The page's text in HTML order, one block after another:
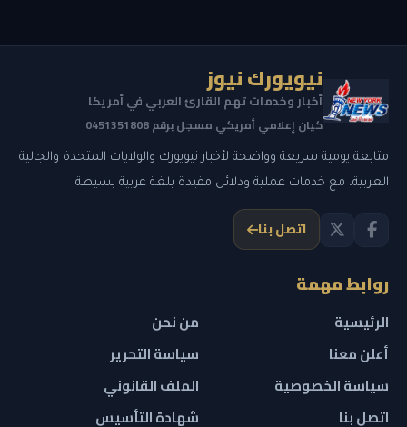
نيويورك نيوز
أخبار وخدمات تهم القارئ العربي في أمريكا
كيان إعلامي أمريكي مسجل برقم 0451351808
متابعة يومية سريعة وواضحة لأخبار نيويورك والولايات المتحدة والجالية
العربية، مع خدمات عملية ودلائل مفيدة بلغة عربية بسيطة.
اتصل بنا
روابط مهمة
الرئيسية
من نحن
أعلن معنا
سياسة التحرير
سياسة الخصوصية
الملف القانوني
اتصل بنا
شهادة التأسيس